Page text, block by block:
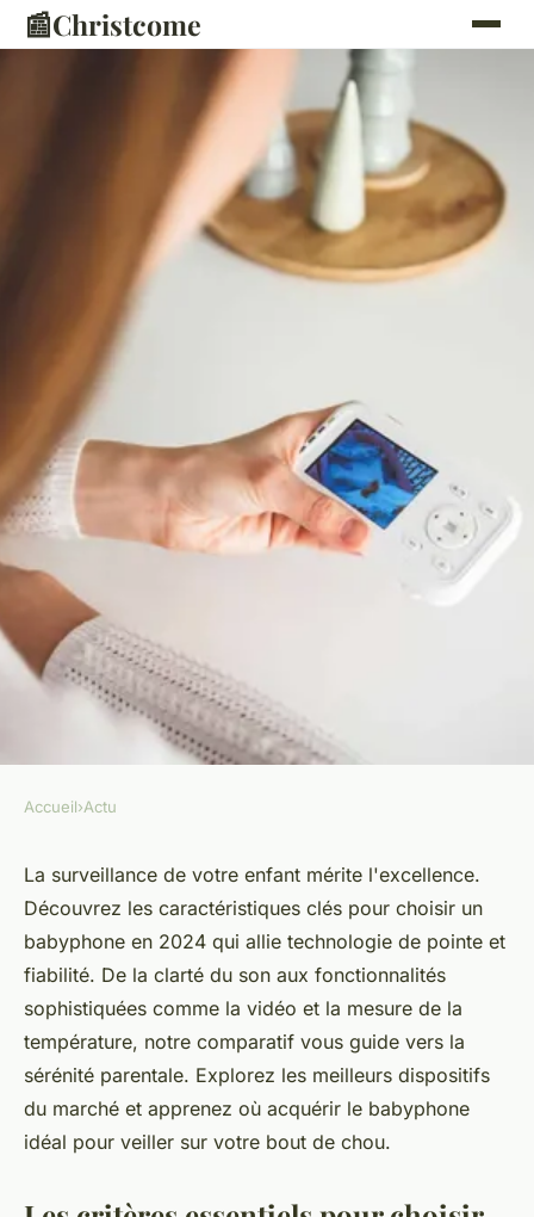
📰Christcome
Guide d'achat : trouvez le
meilleur babyphone en 2024
admin•10 avril 2024•2 min de lecture
Accueil›Actu
La surveillance de votre enfant mérite l'excellence.
Découvrez les caractéristiques clés pour choisir un
babyphone en 2024 qui allie technologie de pointe et
fiabilité. De la clarté du son aux fonctionnalités
sophistiquées comme la vidéo et la mesure de la
température, notre comparatif vous guide vers la
sérénité parentale. Explorez les meilleurs dispositifs
du marché et apprenez où acquérir le babyphone
idéal pour veiller sur votre bout de chou.